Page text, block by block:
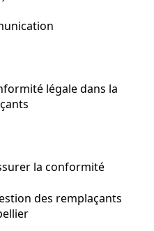
légale dans la
la conformité
des remplaçants